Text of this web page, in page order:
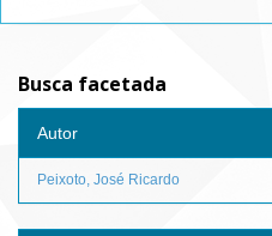
Busca facetada
Autor
Peixoto, José Ricardo